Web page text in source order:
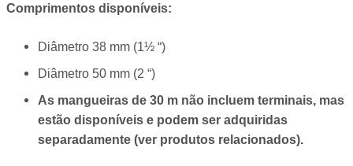
Comprimentos disponíveis:
Diâmetro 38 mm (1½ “)
Diâmetro 50 mm (2 “)
As mangueiras de 30 m não incluem terminais, mas
estão disponíveis e podem ser adquiridas
separadamente (ver produtos relacionados).